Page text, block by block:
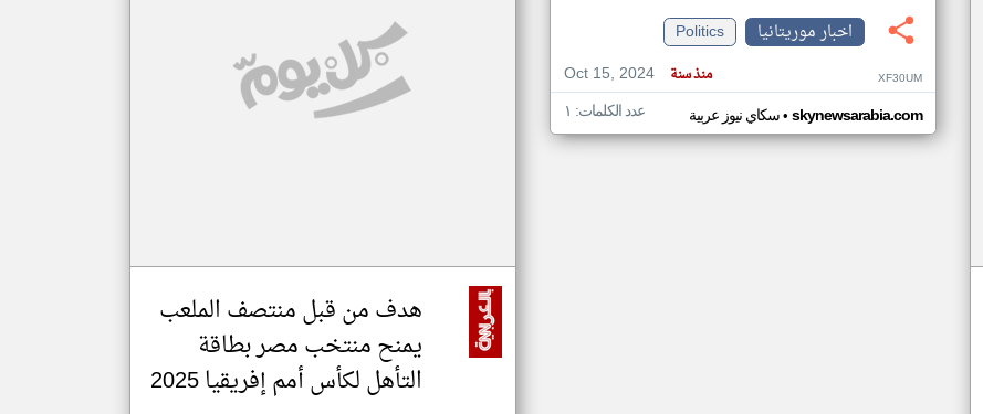
مصادر الأخبار من موريتانيا
اخبار موريتانيا
Politics
Oct 15, 2024
منذ سنة XF30UM
سكاي نيوز عربية• skynewsarabia.com عدد الكلمات: ١
هدف من قبل منتصف الملعب
يمنح منتخب مصر بطاقة
التأهل لكأس أمم إفريقيا 2025